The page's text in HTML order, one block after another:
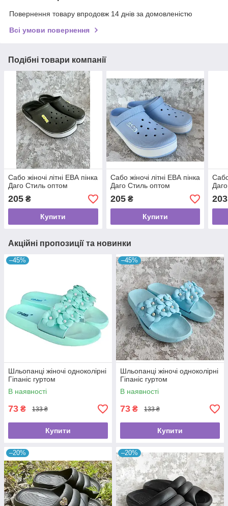
Повернення товару впродовж 14 днів за домовленістю
Всі умови повернення
Подібні товари компанії
Сабо жіночі літні ЕВА пінка
Даго Стиль оптом
205 ₴
Купити
Сабо жіночі літні ЕВА пінка
Даго Стиль оптом
205₴
Купити
203
Акційні пропозиції та новинки
–45%
Шльопанці жіночі одноколірні
Гіпаніс гуртом
В наявності
73 ₴ 133 ₴
Купити
–45%
Шльопанці жіночі одноколірні
Гіпаніс гуртом
В наявності
73 ₴ 133 ₴
Купити
–20% –20%